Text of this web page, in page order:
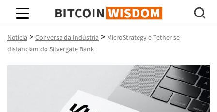
Sabedoria do Bitcoin
Notícia > Conversa da Indústria > MicroStrategy e Tether se
distanciam do Silvergate Bank